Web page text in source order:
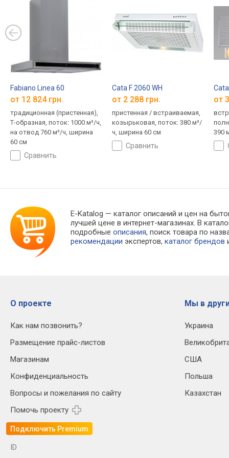
Fabiano Linea 60
от 12 824 грн.
традиционная (пристенная),
Т-образная, поток: 1000 м³/ч,
на отвод 760 м³/ч, ширина
60 см
сравнить
Cata F 2060 WH
от 2 288 грн.
пристенная / встраиваемая,
козырьковая, поток: 380 м³/
ч, ширина 60 см
сравнить
от
390
E-Katalog — каталог описаний и цен на
лучшей цене в интернет-магазинах. В
подробныеописания, поиск товара по
рекомендации экспертов,каталог брендов
О проекте
Как нам позвонить?
Размещение прайс-листов
Магазинам
Конфиденциальность
Вопросы и пожелания по сайту
Помочь проекту
Подключить Premium
Мы в
Украина
США
Польша
Казахстан
ID